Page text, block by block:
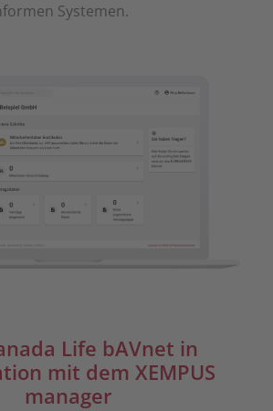
Systemen.
Life bAVnet in
mit dem XEMPUS
manager